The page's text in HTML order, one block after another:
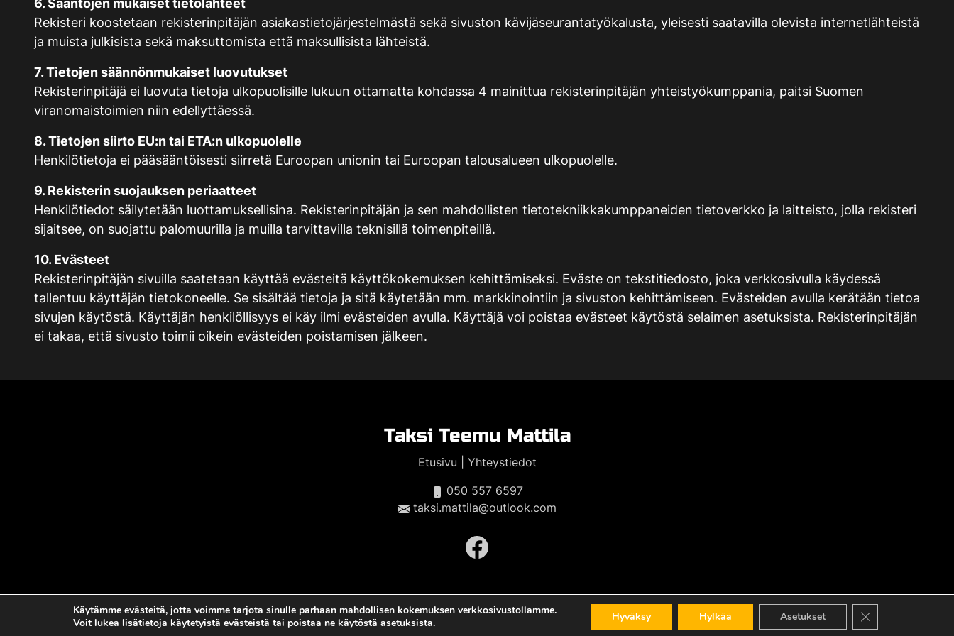
6. Sääntöjen mukaiset tietolähteet
Rekisteri koostetaan rekisterinpitäjän asiakastietojärjestelmästä sekä sivuston kävijäseurantatyökalusta, yleisesti saatavilla olevista internetlähteistä
ja muista julkisista sekä maksuttomista että maksullisista lähteistä.
7. Tietojen säännönmukaiset luovutukset
Rekisterinpitäjä ei luovuta tietoja ulkopuolisille lukuun ottamatta kohdassa 4 mainittua rekisterinpitäjän yhteistyökumppania, paitsi Suomen
viranomaistoimien niin edellyttäessä.
8. Tietojen siirto EU:n tai ETA:n ulkopuolelle
Henkilötietoja ei pääsääntöisesti siirretä Euroopan unionin tai Euroopan talousalueen ulkopuolelle.
9. Rekisterin suojauksen periaatteet
Henkilötiedot säilytetään luottamuksellisina. Rekisterinpitäjän ja sen mahdollisten tietotekniikkakumppaneiden tietoverkko ja laitteisto, jolla rekisteri
sijaitsee, on suojattu palomuurilla ja muilla tarvittavilla teknisillä toimenpiteillä.
10. Evästeet
Rekisterinpitäjän sivuilla saatetaan käyttää evästeitä käyttökokemuksen kehittämiseksi. Eväste on tekstitiedosto, joka verkkosivulla käydessä
tallentuu käyttäjän tietokoneelle. Se sisältää tietoja ja sitä käytetään mm. markkinointiin ja sivuston kehittämiseen. Evästeiden avulla kerätään tietoa
sivujen käytöstä. Käyttäjän henkilöllisyys ei käy ilmi evästeiden avulla. Käyttäjä voi poistaa evästeet käytöstä selaimen asetuksista. Rekisterinpitäjän
ei takaa, että sivusto toimii oikein evästeiden poistamisen jälkeen.
Taksi Teemu Mattila
Etusivu
Yhteystiedot
050 557 6597
taksi.mattila@outlook.com
Tietosuojaseloste
Käytämme evästeitä, jotta voimme tarjota sinulle parhaan mahdollisen kokemuksen verkkosivustollamme.
Voit lukea lisätietoja käytetyistä evästeistä tai poistaa ne käytöstä asetuksista. Hyväksy Hylkää Asetukset Sulje evästebanneri